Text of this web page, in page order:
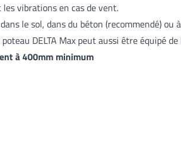
vibrations en cas de vent.
le sol, dans du béton (recommendé) ou
DELTA Max peut aussi être équipé
à 400mm minimum